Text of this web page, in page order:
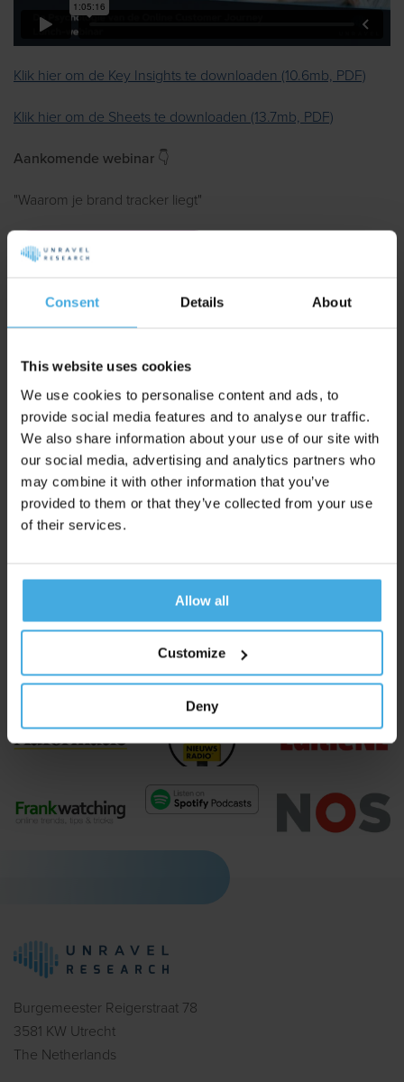
Consent Details About
This website uses cookies
We use cookies to personalise content and ads, to
provide social media features and to analyse our traffic.
We also share information about your use of our site with
our social media, advertising and analytics partners who
may combine it with other information that you’ve
provided to them or that they’ve collected from your use
of their services.
Allow all
Customize
Deny
Klik hier om de Key Insights te downloaden (10.6mb, PDF)
Klik hier om de Sheets te downloaden (13.7mb, PDF)
Aankomende webinar 👇
"Waarom je brand tracker liegt"
Schrijf Je Nu Gratis In
Slechts 300 plekken beschikbaar, woensdag 2 september,
Smaakt dit naar meer 😇?
Neem contact op met Tim (tim@unravelresearch.com) om
eens te bespreken hoe we dit voor jou kunnen inzetten!
(Uiteraard vrijblijvend).
PS Vond je dit webinar waardevol en wil je het niet missen als
anderen in goed gezelschap.
Unravel verscheen eerder in:
Burgemeester Reigerstraat 78
3581 KW Utrecht
The Netherlands